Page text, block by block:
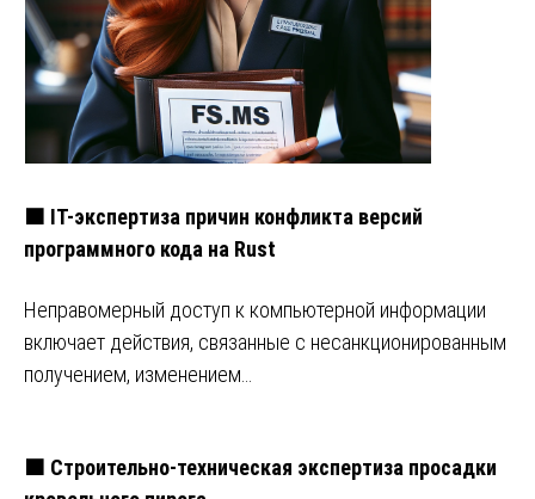
🟧 IT-экспертиза причин конфликта версий
программного кода на Rust
Неправомерный доступ к компьютерной информации
включает действия, связанные с несанкционированным
получением, изменением…
🟧 Строительно-техническая экспертиза просадки